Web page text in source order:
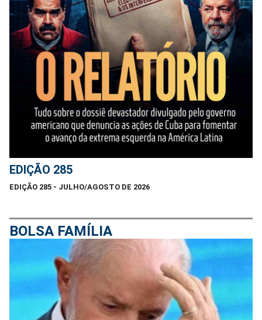
EDIÇÃO 285
EDIÇÃO 285 - JULHO/AGOSTO DE 2026
BOLSA FAMÍLIA